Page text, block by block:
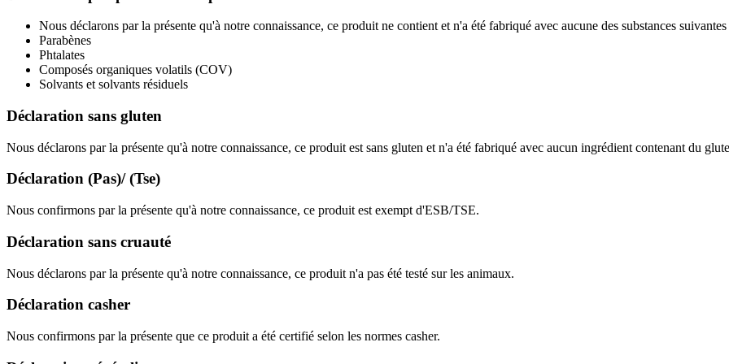
Nous déclarons par la présente qu'à notre connaissance, ce produit ne contient et n'a été fabriqué avec aucune des substances suivantes
Parabènes
Phtalates
Composés organiques volatils (COV)
Solvants et solvants résiduels
Déclaration sans gluten
Nous déclarons par la présente qu'à notre connaissance, ce produit est sans gluten et n'a été fabriqué avec aucun ingrédient contenant du
Déclaration (Pas)/ (Tse)
Nous confirmons par la présente qu'à notre connaissance, ce produit est exempt d'ESB/TSE.
Déclaration sans cruauté
Nous déclarons par la présente qu'à notre connaissance, ce produit n'a pas été testé sur les animaux.
Déclaration casher
Nous confirmons par la présente que ce produit a été certifié selon les normes casher.